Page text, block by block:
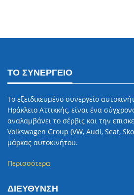
ΤΟ ΣΥΝΕΡΓΕΙΟ
Το εξειδικευμένο συνεργείο
Ηράκλειο Αττικκής, είναι ένα
αναλαμβάνει το σέρβις και την
Volkswagen Group (VW, Audi, Seat,
μάρκας αυτοκινήτου.
Περισσότερα
ΔΙΕΥΘΥΝΣΗ